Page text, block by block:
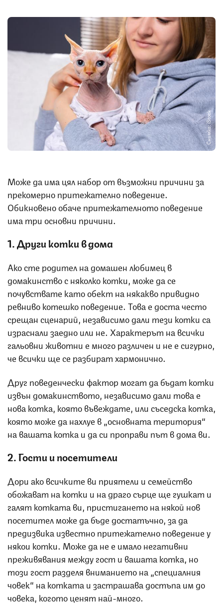
Снимка: iStock
Може да има цял набор от възможни причини за
прекомерно притежателно поведение.
Обикновено обаче притежателното поведение
има три основни причини.
1. Други котки в дома
Ако сте родител на домашен любимец в
домакинство с няколко котки, може да се
почувствате като обект на някакво привидно
ревниво котешко поведение. Това е доста често
срещан сценарий, независимо дали тези котки са
израснали заедно или не. Характерът на всички
гальовни животни е много различен и не е сигурно,
че всички ще се разбират хармонично.
Друг поведенчески фактор могат да бъдат котки
извън домакинството, независимо дали това е
нова котка, която въвеждате, или съседска котка,
която може да нахлуе в „основната територия“
на вашата котка и да си проправи път в дома ви.
2. Гости и посетители
Дори ако всичките ви приятели и семейство
обожават на котки и на драго сърце ще гушкат и
галят котката ви, пристигането на някой нов
посетител може да бъде достатъчно, за да
предизвика известно притежателно поведение у
някои котки. Може да не е имало негативни
преживявания между гост и вашата котка, но
този гост разделя вниманието на „специалния
човек“ на котката и застрашава достъпа им до
човека, когото ценят най-много.